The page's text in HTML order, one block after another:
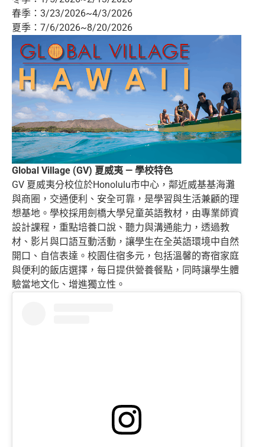
春季：3/23/2026~4/3/2026
夏季：7/6/2026~8/20/2026
Global Village (GV) 夏威夷 — 學校特色
GV 夏威夷分校位於Honolulu市中心，鄰近威基基海灘
與商圈，交通便利、安全可靠，是學習與生活兼顧的理
想基地。學校採用劍橋大學兒童英語教材，由專業師資
設計課程，重點培養口說、聽力與溝通能力，透過教
材、影片與口語互動活動，讓學生在全英語環境中自然
開口、自信表達。校園住宿多元，包括溫馨的寄宿家庭
與便利的飯店選擇，每日提供營養餐點，同時讓學生體
驗當地文化、增進獨立性。